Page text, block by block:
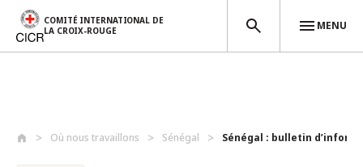
COMITÉ INTERNATIONAL DE
LA CROIX-ROUGE
MENU
Où nous travaillons Sénégal Sénégal : bulletin